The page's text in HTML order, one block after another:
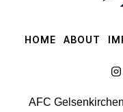
HOME ABOUT
AFC